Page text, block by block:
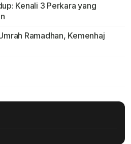
Kenali 3 Perkara yang
Ramadhan, Kemenhaj